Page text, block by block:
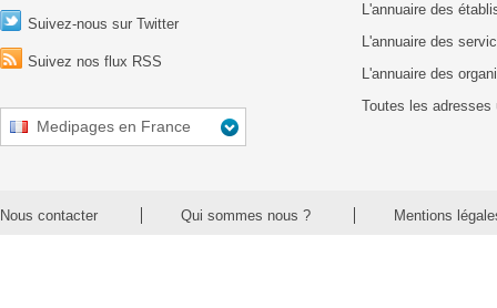
Suivez-nous sur Twitter
Suivez nos flux RSS
Medipages en France
L'annuaire des
L'annuaire des
L'annuaire des
Toutes les adresses
Nous contacter Qui sommes nous ? Mentions